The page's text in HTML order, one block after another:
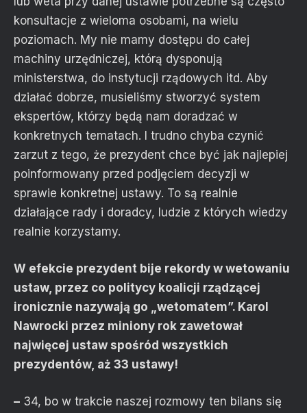
konsultacje z wieloma osobami, na wielu
poziomach. My nie mamy dostępu do całej
machiny urzędniczej, którą dysponują
ministerstwa, do instytucji rządowych itd. Aby
działać dobrze, musieliśmy stworzyć system
ekspertów, którzy będą nam doradzać w
konkretnych tematach. I trudno chyba czynić
zarzut z tego, że prezydent chce być jak najlepiej
poinformowany przed podjęciem decyzji w
sprawie konkretnej ustawy. To są realnie
działające rady i doradcy, ludzie z których wiedzy
realnie korzystamy.
W efekcie prezydent bije rekordy w wetowaniu
ustaw, przez co politycy koalicji rządzącej
ironicznie nazywają go „wetomatem”. Karol
Nawrocki przez miniony rok zawetował
najwięcej ustaw spośród wszystkich
prezydentów, aż 33 ustawy!
– 34, bo w trakcie naszej rozmowy ten bilans się